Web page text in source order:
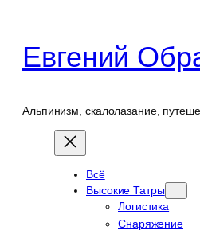
содержимому
Евгений
Альпинизм, скалолазание,
Всё
Высокие Татры
Логистика
Снаряжение